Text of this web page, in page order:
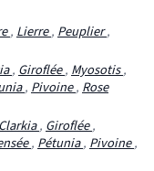
, Lierre, Peuplier,
, Giroflée, Myosotis,
, Pivoine, Rose
Clarkia, Giroflée,
, Pétunia, Pivoine,